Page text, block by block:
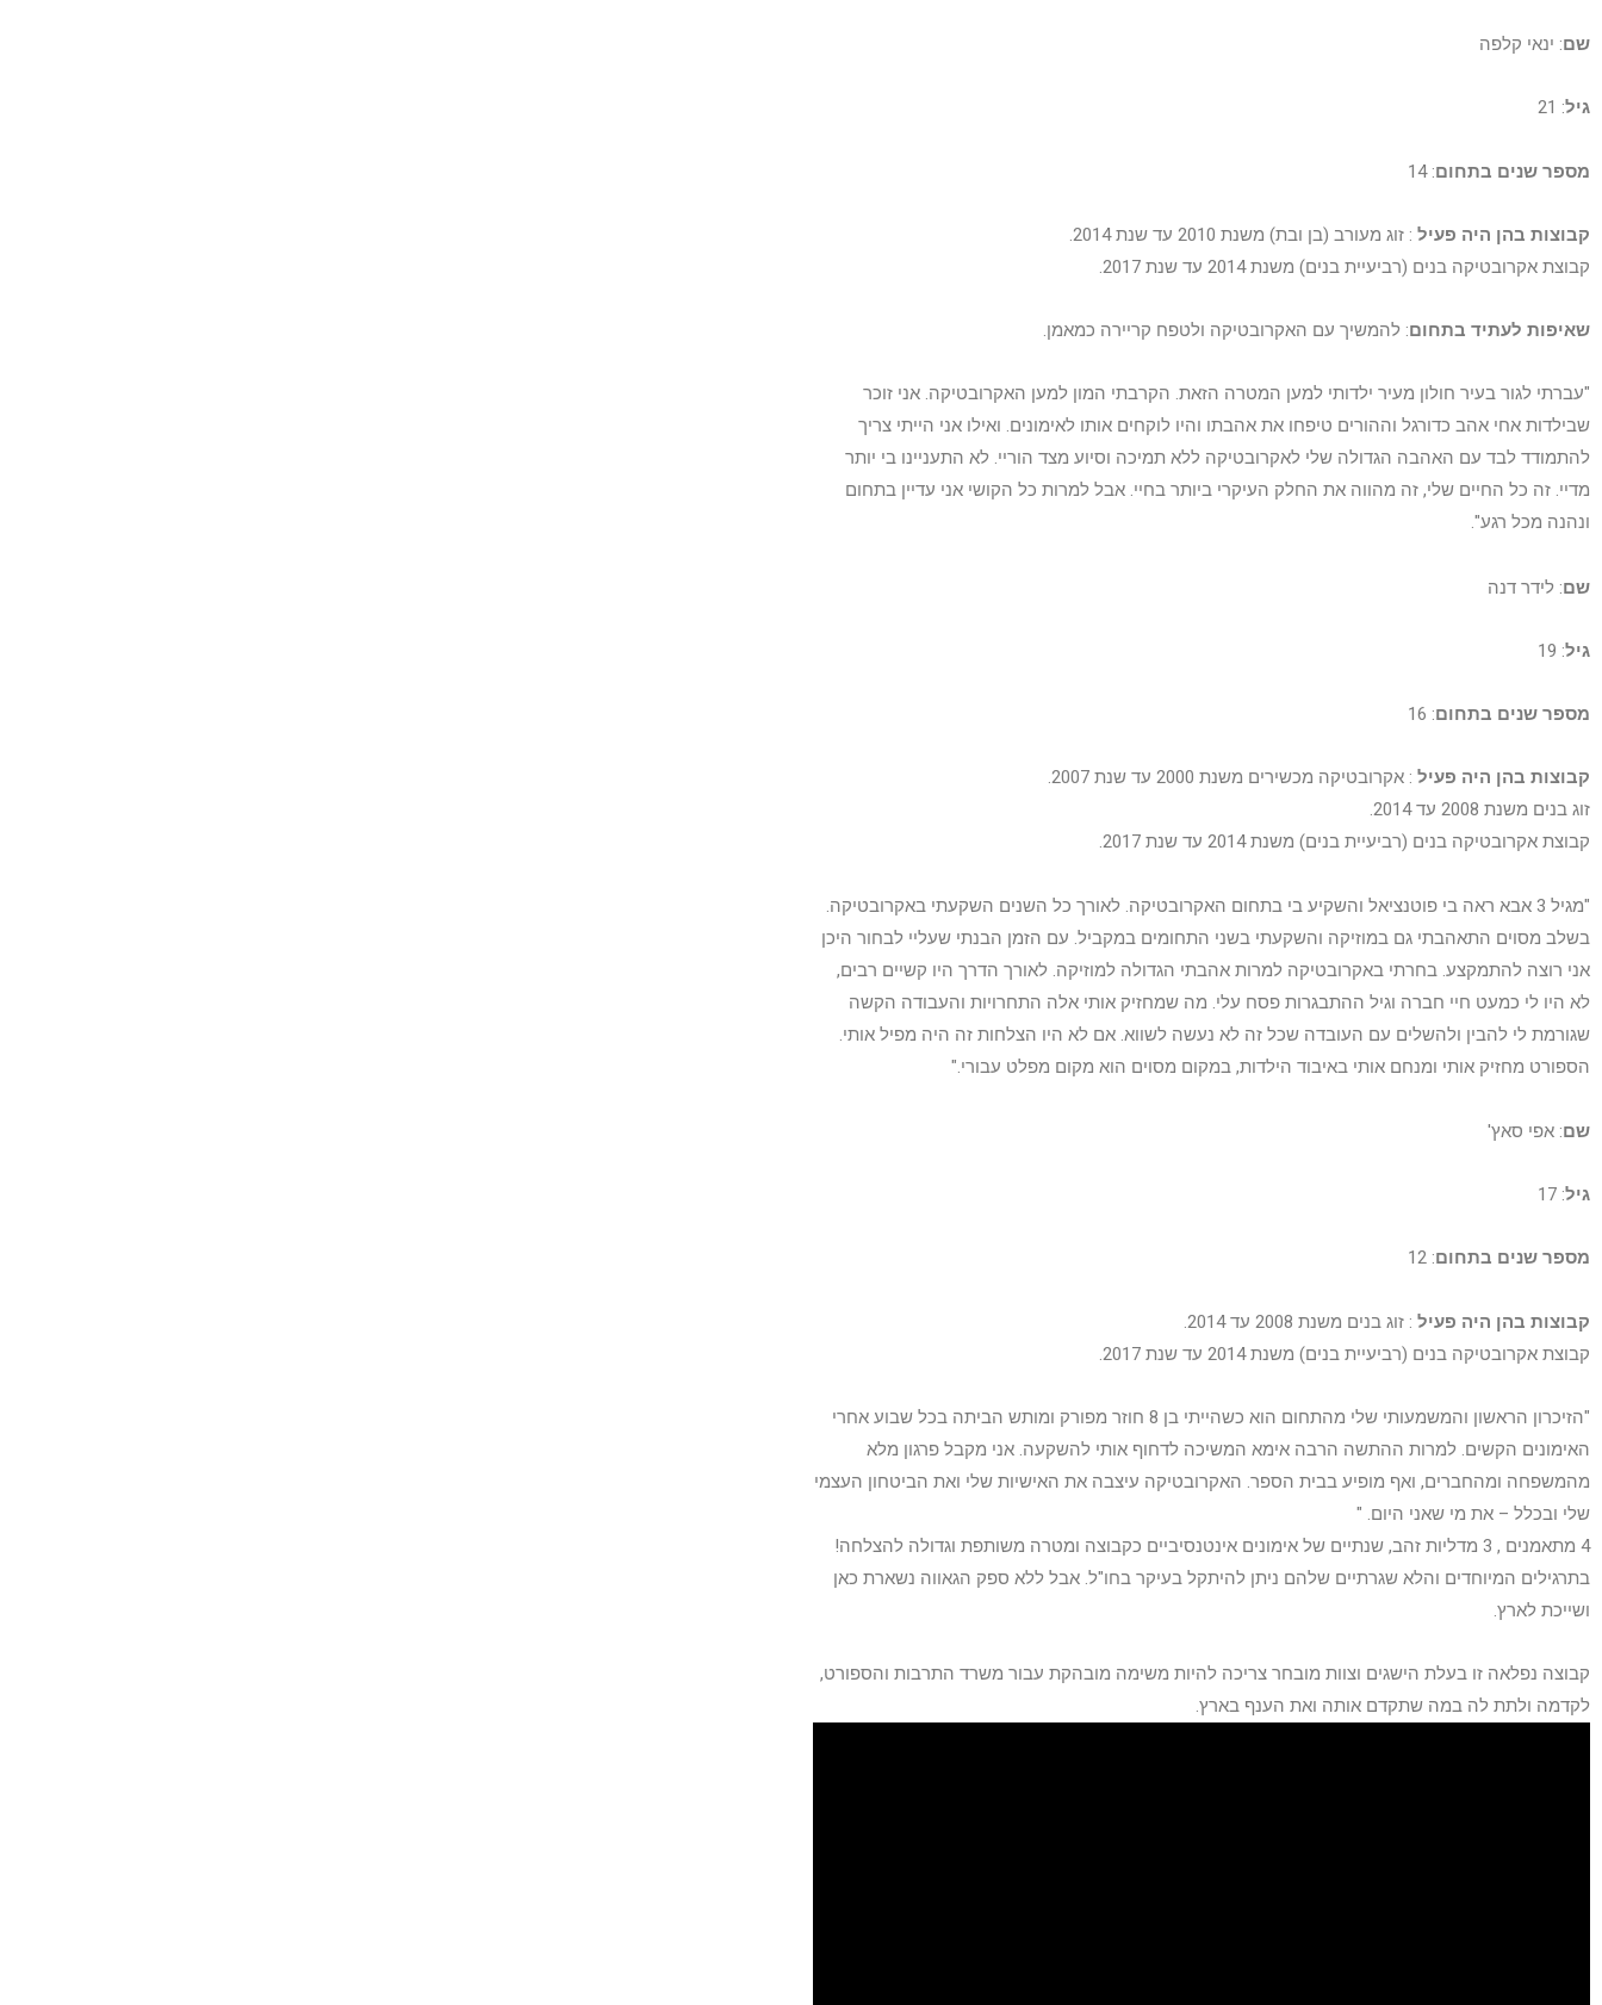
שם: ינאי קלפה
גיל: 21
מספר שנים בתחום: 14
קבוצות בהן היה פעיל : זוג מעורב (בן ובת) משנת 2010 עד שנת 2014.
קבוצת אקרובטיקה בנים (רביעיית בנים) משנת 2014 עד שנת 2017.
שאיפות לעתיד בתחום: להמשיך עם האקרובטיקה ולטפח קריירה כמאמן.
"עברתי לגור בעיר חולון מעיר ילדותי למען המטרה הזאת. הקרבתי המון למען האקרובטיקה. אני זוכר
שבילדות אחי אהב כדורגל וההורים טיפחו את אהבתו והיו לוקחים אותו לאימונים. ואילו אני הייתי צריך
להתמודד לבד עם האהבה הגדולה שלי לאקרובטיקה ללא תמיכה וסיוע מצד הוריי. לא התעניינו בי יותר
מדיי. זה כל החיים שלי, זה מהווה את החלק העיקרי ביותר בחיי. אבל למרות כל הקושי אני עדיין בתחום
ונהנה מכל רגע".
שם: לידר דנה
גיל: 19
מספר שנים בתחום: 16
קבוצות בהן היה פעיל : אקרובטיקה מכשירים משנת 2000 עד שנת 2007.
זוג בנים משנת 2008 עד 2014.
קבוצת אקרובטיקה בנים (רביעיית בנים) משנת 2014 עד שנת 2017.
"מגיל 3 אבא ראה בי פוטנציאל והשקיע בי בתחום האקרובטיקה. לאורך כל השנים השקעתי באקרובטיקה.
בשלב מסוים התאהבתי גם במוזיקה והשקעתי בשני התחומים במקביל. עם הזמן הבנתי שעליי לבחור היכן
אני רוצה להתמקצע. בחרתי באקרובטיקה למרות אהבתי הגדולה למוזיקה. לאורך הדרך היו קשיים רבים,
לא היו לי כמעט חיי חברה וגיל ההתבגרות פסח עלי. מה שמחזיק אותי אלה התחרויות והעבודה הקשה
שגורמת לי להבין ולהשלים עם העובדה שכל זה לא נעשה לשווא. אם לא היו הצלחות זה היה מפיל אותי.
הספורט מחזיק אותי ומנחם אותי באיבוד הילדות, במקום מסוים הוא מקום מפלט עבורי."
שם: אפי סאץ'
גיל: 17
מספר שנים בתחום: 12
קבוצות בהן היה פעיל : זוג בנים משנת 2008 עד 2014.
קבוצת אקרובטיקה בנים (רביעיית בנים) משנת 2014 עד שנת 2017.
"הזיכרון הראשון והמשמעותי שלי מהתחום הוא כשהייתי בן 8 חוזר מפורק ומותש הביתה בכל שבוע אחרי
האימונים הקשים. למרות ההתשה הרבה אימא המשיכה לדחוף אותי להשקעה. אני מקבל פרגון מלא
מהמשפחה ומהחברים, ואף מופיע בבית הספר. האקרובטיקה עיצבה את האישיות שלי ואת הביטחון העצמי
שלי ובכלל – את מי שאני היום. "
4 מתאמנים , 3 מדליות זהב, שנתיים של אימונים אינטנסיביים כקבוצה ומטרה משותפת וגדולה להצלחה!
בתרגילים המיוחדים והלא שגרתיים שלהם ניתן להיתקל בעיקר בחו"ל. אבל ללא ספק הגאווה נשארת כאן
ושייכת לארץ.
קבוצה נפלאה זו בעלת הישגים וצוות מובחר צריכה להיות משימה מובהקת עבור משרד התרבות והספורט,
לקדמה ולתת לה במה שתקדם אותה ואת הענף בארץ.